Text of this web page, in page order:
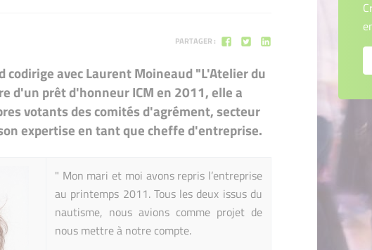
PARTAGER :
codirige avec Laurent Moineaud "L'Atelier du
d'un prêt d'honneur ICM en 2011, elle a
votants des comités d'agrément, secteur
expertise en tant que cheffe d'entreprise.
" Mon mari et moi avons repris l’entreprise
au printemps 2011. Tous les deux issus du
nautisme, nous avions comme projet de
nous mettre à notre compte.